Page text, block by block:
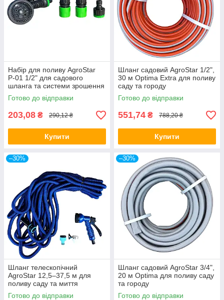
Набір для поливу AgroStar
Р-01 1/2" для садового
шланга та системи зрошення
Готово до відправки
203,08 ₴ 290,12 ₴
Купити
Шланг садовий AgroStar 1/2",
30 м Optima Extra для поливу
саду та городу
Готово до відправки
551,74 ₴ 788,20 ₴
Купити
–30%
Шланг телескопічний
AgroStar 12,5–37,5 м для
поливу саду та миття
автомобіля
Готово до відправки
–30%
Шланг садовий AgroStar 3/4",
20 м Optima для поливу саду
та городу
Готово до відправки